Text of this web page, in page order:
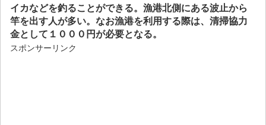
イカなどを釣ることができる。漁港北側にある波止から
竿を出す人が多い。なお漁港を利用する際は、清掃協力
金として１０００円が必要となる。
スポンサーリンク